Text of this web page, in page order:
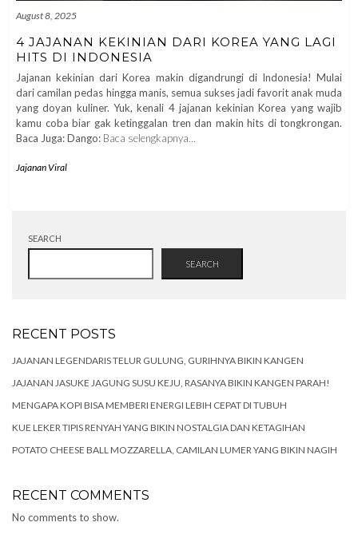
August 8, 2025
4 JAJANAN KEKINIAN DARI KOREA YANG LAGI
HITS DI INDONESIA
Jajanan kekinian dari Korea makin digandrungi di Indonesia! Mulai
dari camilan pedas hingga manis, semua sukses jadi favorit anak muda
yang doyan kuliner. Yuk, kenali 4 jajanan kekinian Korea yang wajib
kamu coba biar gak ketinggalan tren dan makin hits di tongkrongan.
Baca Juga: Dango: Baca selengkapnya…
Jajanan Viral
SEARCH
SEARCH
RECENT POSTS
JAJANAN LEGENDARIS TELUR GULUNG, GURIHNYA BIKIN KANGEN
JAJANAN JASUKE JAGUNG SUSU KEJU, RASANYA BIKIN KANGEN PARAH!
MENGAPA KOPI BISA MEMBERI ENERGI LEBIH CEPAT DI TUBUH
KUE LEKER TIPIS RENYAH YANG BIKIN NOSTALGIA DAN KETAGIHAN
POTATO CHEESE BALL MOZZARELLA, CAMILAN LUMER YANG BIKIN NAGIH
RECENT COMMENTS
No comments to show.